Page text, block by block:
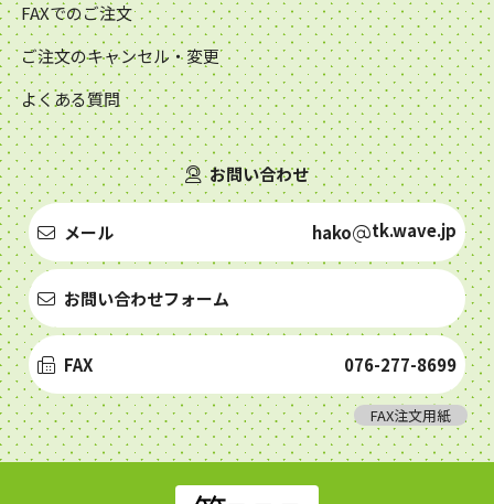
FAXでのご注文
ご注文のキャンセル・変更
よくある質問
お問い合わせ
メール hako tk.wave.jp
お問い合わせフォーム
FAX 076-277-8699
FAX注文用紙